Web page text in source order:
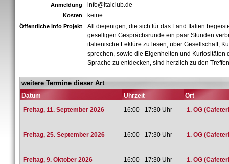
Anmeldung info@italclub.de
Kosten keine
Öffentliche Info Projekt
All diejenigen, die sich für das Land Italien
geselligen Gesprächsrunde ein paar Stunden
italienische Lektüre zu lesen, über Gesellschaft,
sprechen, sowie die Eigenheiten und Kuriositäten
Sprache zu entdecken, sind herzlich zu den
weitere Termine dieser Art
Datum Uhrzeit
Ort
Freitag, 11. September 2026
16:00 - 17:30 Uhr 1. OG
Freitag, 25. September 2026 16:00 - 17:30 Uhr 1. OG
Freitag, 9. Oktober 2026 16:00 - 17:30 Uhr 1. OG